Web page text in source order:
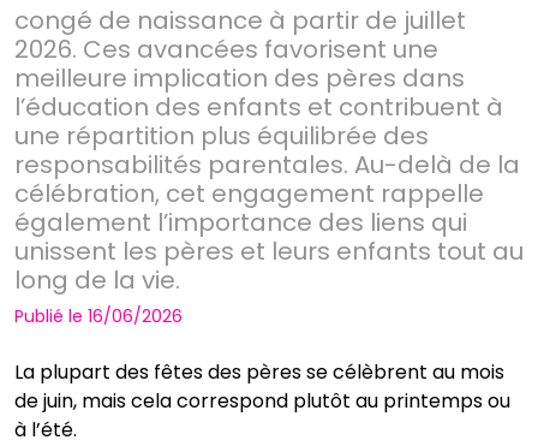
congé de naissance à partir de juillet
2026. Ces avancées favorisent une
meilleure implication des pères dans
l’éducation des enfants et contribuent à
une répartition plus équilibrée des
responsabilités parentales. Au-delà de la
célébration, cet engagement rappelle
également l’importance des liens qui
unissent les pères et leurs enfants tout au
long de la vie.
Publié le 16/06/2026
La plupart des fêtes des pères se célèbrent au mois
de juin, mais cela correspond plutôt au printemps ou
à l’été.